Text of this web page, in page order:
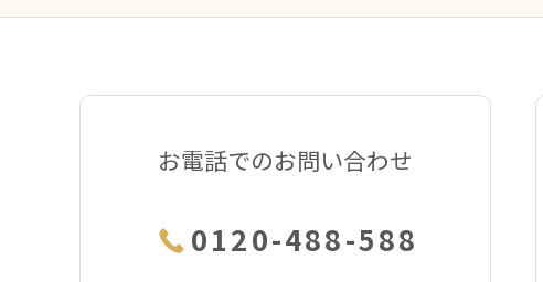
お電話でのお問い合わせ
0120-488-588